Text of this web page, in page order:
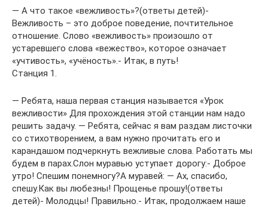
— А что такое «вежливость»?(ответы детей)-
Вежливость – это доброе поведение, почтительное
отношение. Слово «вежливость» произошло от
устаревшего слова «вежество», которое означает
«учтивость», «учёность».- Итак, в путь!
Станция 1.
— Ребята, наша первая станция называется «Урок
вежливости» Для прохождения этой станции нам надо
решить задачу. — Ребята, сейчас я вам раздам листочки
со стихотворением, а вам нужно прочитать его и
карандашом подчеркнуть вежливые слова. Работать мы
будем в парах.Слон муравью уступает дорогу:- Доброе
утро! Спешим понемногу?А муравей: — Ах, спасибо,
спешу.Как вы любезны! Прощенье прошу!(ответы
детей)- Молодцы! Правильно.- Итак, продолжаем наше